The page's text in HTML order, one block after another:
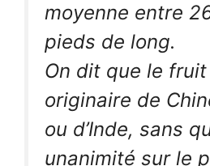
moyenne entre
pieds de long.
On dit que le
originaire de
ou d’Inde, sans
unanimité sur le